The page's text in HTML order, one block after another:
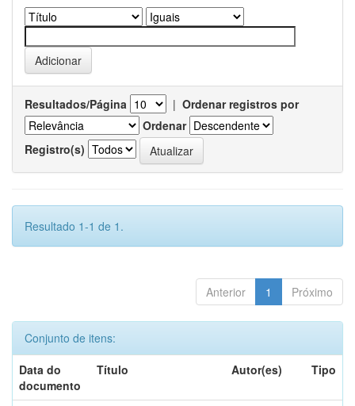
Resultados/Página | Ordenar registros por
Ordenar
Registro(s)
Resultado 1-1 de 1.
Anterior 1 Próximo
Conjunto de itens:
Data do
documento
Título Autor(es) Tipo